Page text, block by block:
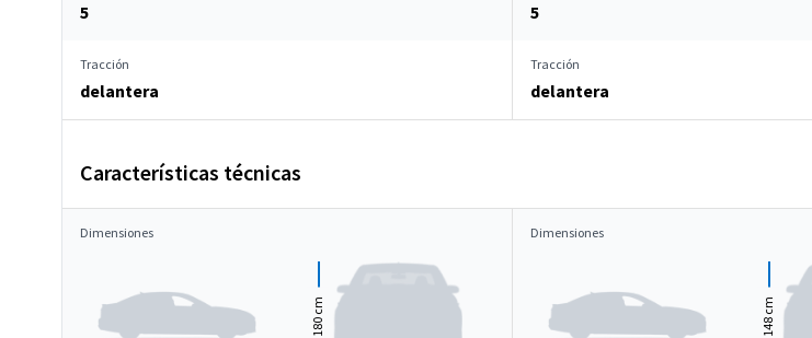
5 5
Tracción
delantera
Tracción
delantera
Características técnicas
Dimensiones
180
cm
Dimensiones
148
cm